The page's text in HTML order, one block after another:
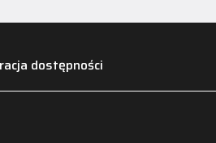
dostępności